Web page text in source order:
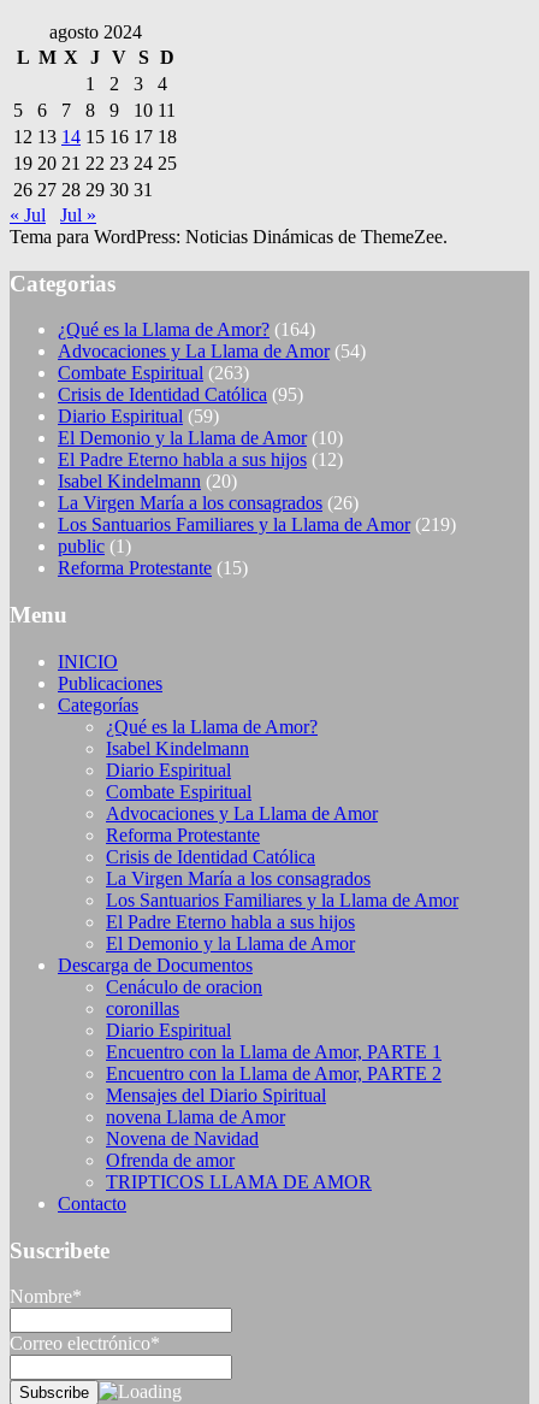
agosto 2024
L M X J V S D
1
2 3
4
5
6 7 8 9 10 11
12 13 14 15 16 17 18
19 20 21 22 23 24 25
26 27 28 29 30 31
« Jul
Jul »
Tema para WordPress: Noticias Dinámicas de ThemeZee.
Categorias
¿Qué es la Llama de Amor? (164)
Advocaciones y La Llama de Amor(54)
Combate Espiritual (263)
Crisis de Identidad Católica (95)
Diario Espiritual (59)
El Demonio y la Llama de Amor(10)
El Padre Eterno habla a sus hijos (12)
Isabel Kindelmann (20)
La Virgen María a los consagrados (26)
Los Santuarios Familiares y la Llama de Amor(219)
public (1)
Reforma Protestante (15)
Menu
INICIO
Publicaciones
Categorías
¿Qué es la Llama de Amor?
Isabel Kindelmann
Diario Espiritual
Combate Espiritual
Advocaciones y La Llama de Amor
Reforma Protestante
Crisis de Identidad Católica
La Virgen María a los consagrados
Los Santuarios Familiares y la Llama de Amor
El Padre Eterno habla a sus hijos
El Demonio y la Llama de Amor
Descarga de Documentos
Cenáculo de oracion
coronillas
Diario Espiritual
Encuentro con la Llama de Amor, PARTE 1
Encuentro con la Llama de Amor, PARTE 2
Mensajes del Diario Spiritual
novena Llama de Amor
Novena de Navidad
Ofrenda de amor
TRIPTICOS LLAMA DE AMOR
Contacto
Suscribete
Nombre*
Correo electrónico*